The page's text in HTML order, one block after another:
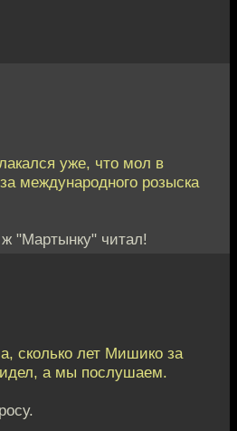
уже, что мол в
международного розыска
"Мартынку" читал!
сколько лет Мишико за
а мы послушаем.